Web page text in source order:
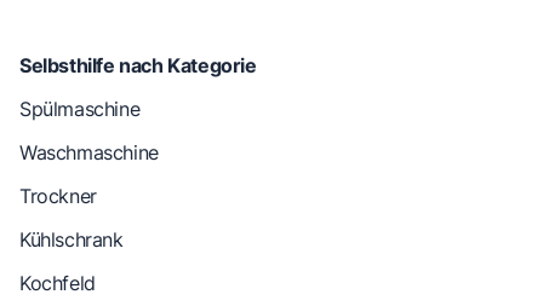
Selbsthilfe nach Kategorie
Spülmaschine
Waschmaschine
Trockner
Kühlschrank
Kochfeld